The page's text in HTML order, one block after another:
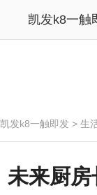
凯发k8一触
凯发k8一触即发 > 生
未来厨